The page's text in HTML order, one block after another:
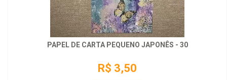
PAPEL DE CARTA PEQUENO JAPONÊS - 30
R$ 3,50